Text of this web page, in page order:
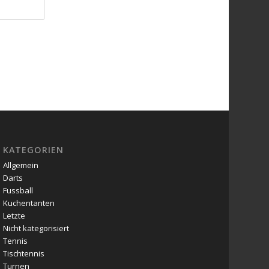
KATEGORIEN
Allgemein
Darts
Fussball
Kuchentanten
Letzte
Nicht kategorisiert
Tennis
Tischtennis
Turnen